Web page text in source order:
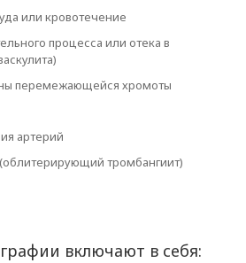
или кровотечение
процесса или отека в
перемежающейся хромоты
артерий
тромбангиит)
включают в себя: